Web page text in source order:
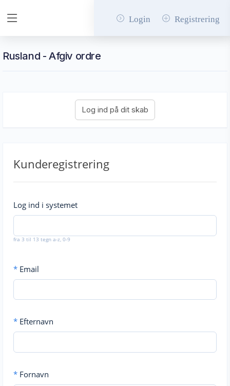
Login Registrering
Rusland - Afgiv ordre
Kunderegistrering
Log ind i systemet
fra 3 til 13 tegn a-z, 0-9
* Email
* Efternavn
* Fornavn